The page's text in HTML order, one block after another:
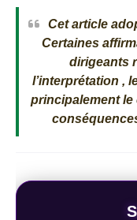
Cet article
Certaines
dirigeants
l’interprétation ,
principalement